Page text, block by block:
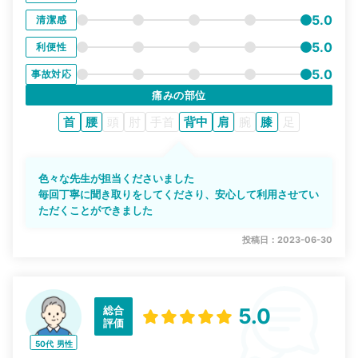
清潔感 5.0
利便性 5.0
事故対応 5.0
痛みの部位
首 腰 頭 肘 手首 背中 肩 腕 膝 足
色々な先生が担当くださいました
毎回丁寧に聞き取りをしてくださり、安心して利用させてい
ただくことができました
投稿日：2023-06-30
50代 男性
総合
評価
5.0